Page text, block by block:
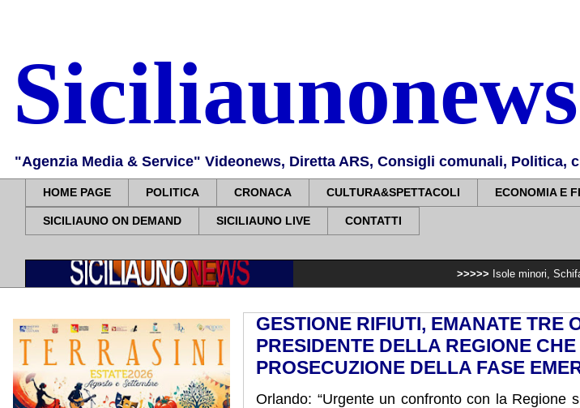
Siciliaunonews
"Agenzia Media & Service" Videonews, Diretta ARS, Consigli comunali,
HOME PAGE POLITICA CRONACA CULTURA&SPETTACOLI ECONOMIA E
SICILIAUNO ON DEMAND SICILIAUNO LIVE CONTATTI
Isole minori, Schifani al viaggio
GESTIONE RIFIUTI, EMANATE TRE
PRESIDENTE DELLA REGIONE
PROSECUZIONE DELLA FASE
Orlando: “Urgente un confronto con la Regione